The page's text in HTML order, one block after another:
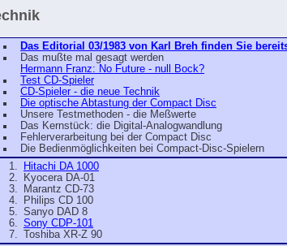
Das Editorial 03/1983 von Karl Breh finden Sie
Das mußte mal gesagt werden
Hermann Franz: No Future - null Bock?
Test CD-Spieler
CD-Spieler - die neue Technik
Die optische Abtastung der Compact Disc
Unsere Testmethoden - die Meßwerte
Das Kernstück: die Digital-Analogwandlung
Fehlerverarbeitung bei der Compact Disc
Die Bedienmöglichkeiten bei Compact-Disc-Spielern
Hitachi DA 1000
Kyocera DA-01
Marantz CD-73
Philips CD 100
Sanyo DAD 8
Sony CDP-101
Toshiba XR-Z 90